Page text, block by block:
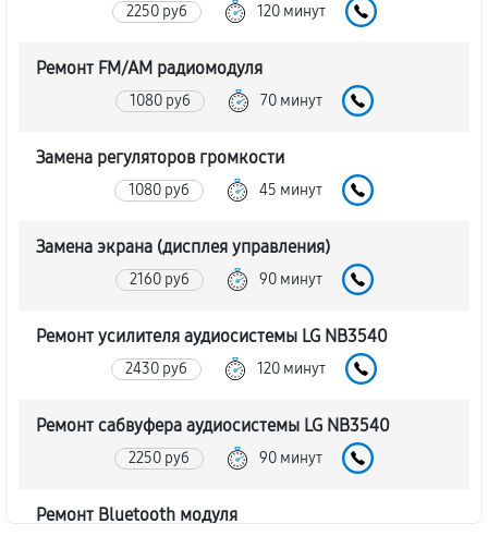
2250 руб 120 минут
Ремонт FM/AM радиомодуля
1080 руб 70 минут
Замена регуляторов громкости
1080 руб 45 минут
Замена экрана (дисплея управления)
2160 руб 90 минут
Ремонт усилителя аудиосистемы LG NB3540
2430 руб 120 минут
Ремонт сабвуфера аудиосистемы LG NB3540
2250 руб 90 минут
Ремонт Bluetooth модуля